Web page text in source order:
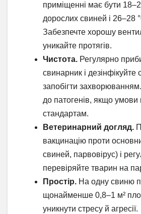
приміщенні має бути
дорослих свиней і 26–28
Забезпечте хорошу
уникайте протягів.
Чистота. Регулярно
свинарник і
запобігти
до патогенів, якщо умови
стандартам.
Ветеринарний догляд.
вакцинацію проти
свиней, парвовірус) і
перевіряйте тварин на
Простір. На одну свиню
щонайменше 0,8–1 м²
уникнути стресу й агресії.